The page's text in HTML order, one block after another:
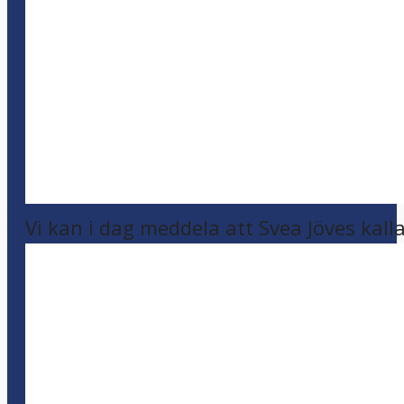
Vi kan i dag meddela att Svea Jöves